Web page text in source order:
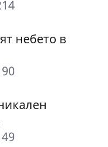
небето в